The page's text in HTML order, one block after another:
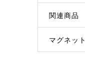
関連商品
マグネット